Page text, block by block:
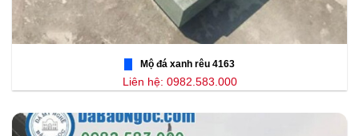
Mộ đá xanh rêu 4163
Liên hệ: 0982.583.000